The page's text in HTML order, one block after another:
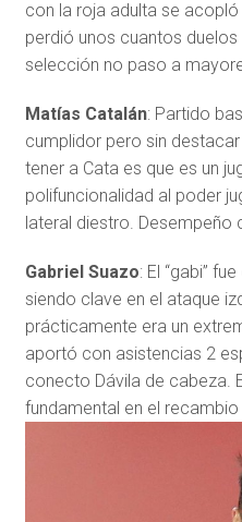
con la roja adulta se
perdió unos cuantos
selección no paso a
Matías Catalán: Partido
cumplidor pero sin
tener a Cata es que es un
polifuncionalidad al poder
lateral diestro.
Gabriel Suazo: El “gabi”
siendo clave en el ataque
prácticamente era un
aportó con asistencias 2
conecto Dávila de cabeza.
fundamental en el